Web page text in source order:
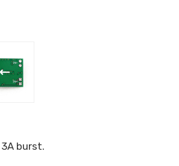
burst.